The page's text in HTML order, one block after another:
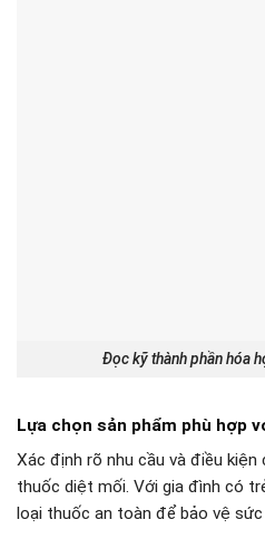
Đọc kỹ thành phần hóa
Lựa chọn sản phẩm phù hợp
Xác định rõ nhu cầu và điều
thuốc diệt mối. Với gia đình có
loại thuốc an toàn để bảo vệ sức